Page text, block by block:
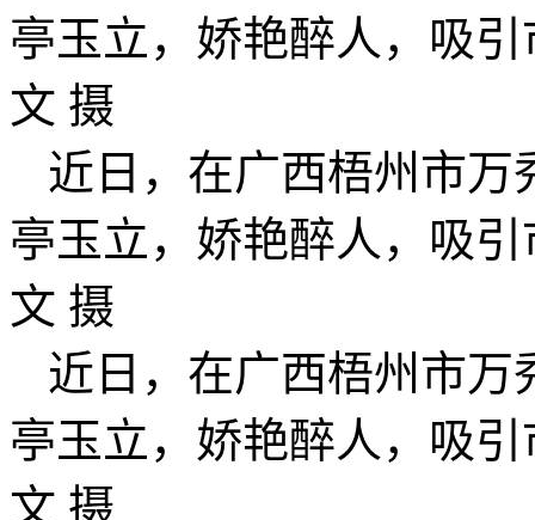
亭玉立，娇艳醉人，吸
文 摄
近日，在广西梧州市
亭玉立，娇艳醉人，吸
文 摄
近日，在广西梧州市
亭玉立，娇艳醉人，吸
文 摄